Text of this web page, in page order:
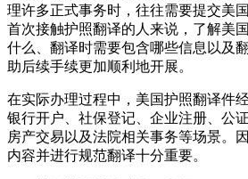
理许多正式事务时，往往需要提交美
首次接触护照翻译的人来说，了解美
什么、翻译时需要包含哪些信息以及
助后续手续更加顺利地开展。
在实际办理过程中，美国护照翻译件
银行开户、社保登记、企业注册、公
房产交易以及法院相关事务等场景。
内容并进行规范翻译十分重要。